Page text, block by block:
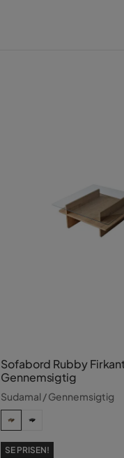
Sofabord Rubby
Gennemsigtig
Sudamal / Gennemsigtig
SE PRISEN!